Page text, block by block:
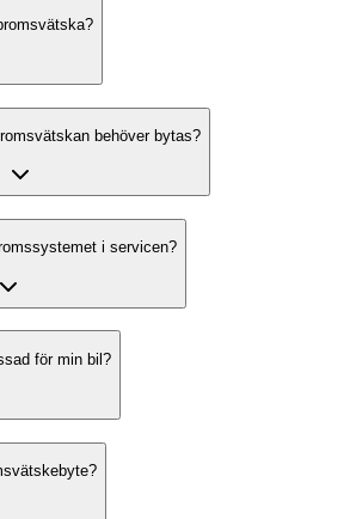
behöver bytas?
i servicen?
för min bil?